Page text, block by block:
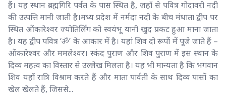
हैं। यह स्थान ब्रह्मगिरि पर्वत के पास स्थित है, जहाँ से पवित्र गोदावरी नदी
की उत्पत्ति मानी जाती है।मध्य प्रदेश में नर्मदा नदी के बीच मंधाता द्वीप पर
स्थित ओंकारेश्वर ज्योतिर्लिंग को स्वयंभू यानी खुद प्रकट हुआ माना जाता
है। यह द्वीप पवित्र ‘ॐ’ के आकार में है। यहां शिव दो रूपों में पूजे जाते हैं –
ओंकारेश्वर और ममलेश्वर। स्कंद पुराण और शिव पुराण में इस स्थान के
दिव्य महत्व का विस्तार से उल्लेख मिलता है। यह भी मान्यता है कि भगवान
शिव यहाँ रात्रि विश्राम करते हैं और माता पार्वती के साथ दिव्य पासों का
खेल खेलते हैं, जिससे...